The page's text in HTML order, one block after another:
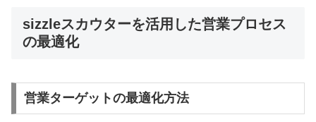
sizzleスカウターを活用した営業プロセス
の最適化
営業ターゲットの最適化方法